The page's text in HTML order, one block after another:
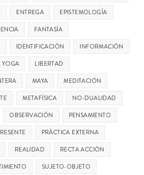
ENTREGA
EPISTEMOLOGÍA
FANTASÍA
IDENTIFICACIÓN
INFORMACIÓN
YOGA
LIBERTAD
MAYA
MEDITACIÓN
METAFÍSICA
NO-DUALIDAD
OBSERVACIÓN
PENSAMIENTO
PRÁCTICA EXTERNA
REALIDAD
RECTA ACCIÓN
SUJETO-OBJETO